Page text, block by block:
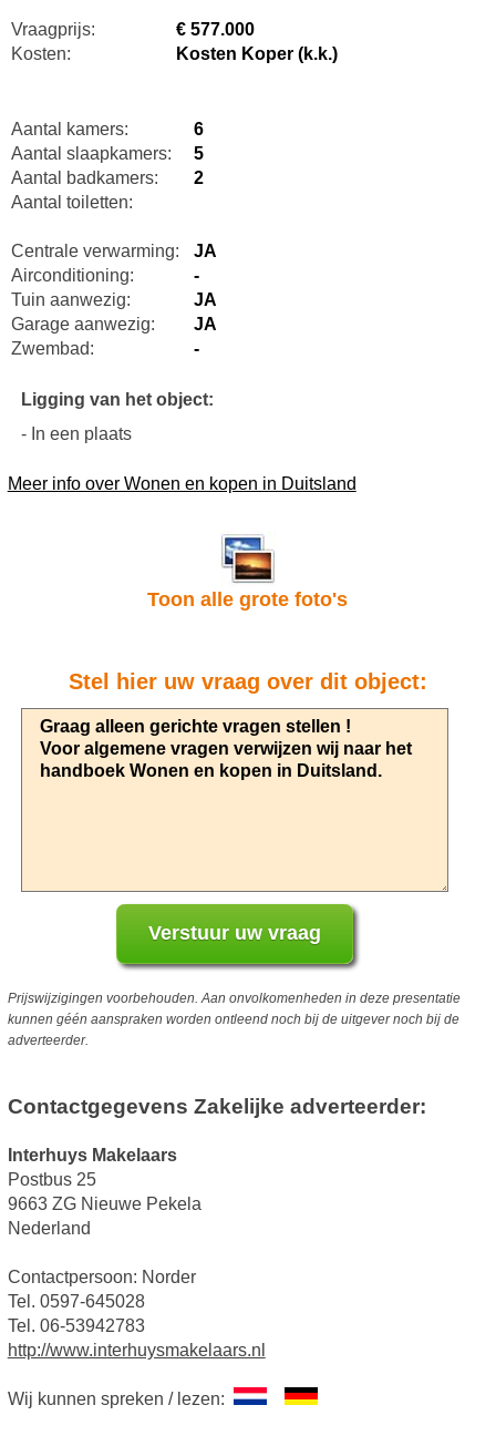
Vraagprijs:
€ 577.000
Kosten:
Kosten Koper (k.k.)
Aantal kamers:
6
Aantal slaapkamers:
5
Aantal badkamers:
2
Aantal toiletten:
Centrale verwarming:
JA
Airconditioning:
-
Tuin aanwezig:
JA
Garage aanwezig:
JA
Zwembad:
-
Ligging van het object:
- In een plaats
Meer info over Wonen en kopen in Duitsland
Toon alle grote foto's
Stel hier uw vraag over dit object:
Prijswijzigingen voorbehouden. Aan onvolkomenheden in deze presentatie
kunnen géén aanspraken worden ontleend noch bij de uitgever noch bij de
adverteerder.
Contactgegevens Zakelijke adverteerder:
Interhuys Makelaars
Postbus 25
9663 ZG Nieuwe Pekela
Nederland
Contactpersoon: Norder
Tel. 0597-645028
Tel. 06-53942783
http://www.interhuysmakelaars.nl
Wij kunnen spreken / lezen: